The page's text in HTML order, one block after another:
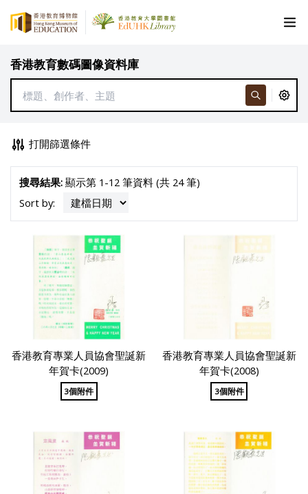
香港教育數碼圖像資料庫
打開篩選條件
搜尋結果:顯示第 1-12 筆資料 (共 24 筆)
Sort by:
香港教育專業人員協會聖誕新
年賀卡(2009)
3個附件
香港教育專業人員協會聖誕新
年賀卡(2008)
3個附件